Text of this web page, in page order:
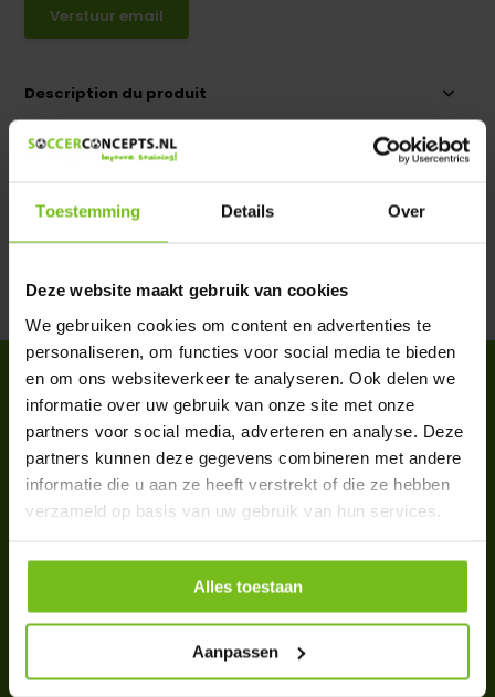
Toestemming Details Over
Deze website maakt gebruik van cookies
We gebruiken cookies om content en advertenties te
personaliseren, om functies voor social media te bieden
en om ons websiteverkeer te analyseren. Ook delen we
informatie over uw gebruik van onze site met onze
partners voor social media, adverteren en analyse. Deze
partners kunnen deze gegevens combineren met andere
informatie die u aan ze heeft verstrekt of die ze hebben
verzameld op basis van uw gebruik van hun services.
Alles toestaan
Aanpassen
Verstuur email
Description du produit
Spécifications
Partager
ACCESSOIRES
Complete your purchase
impression de votre logo ou